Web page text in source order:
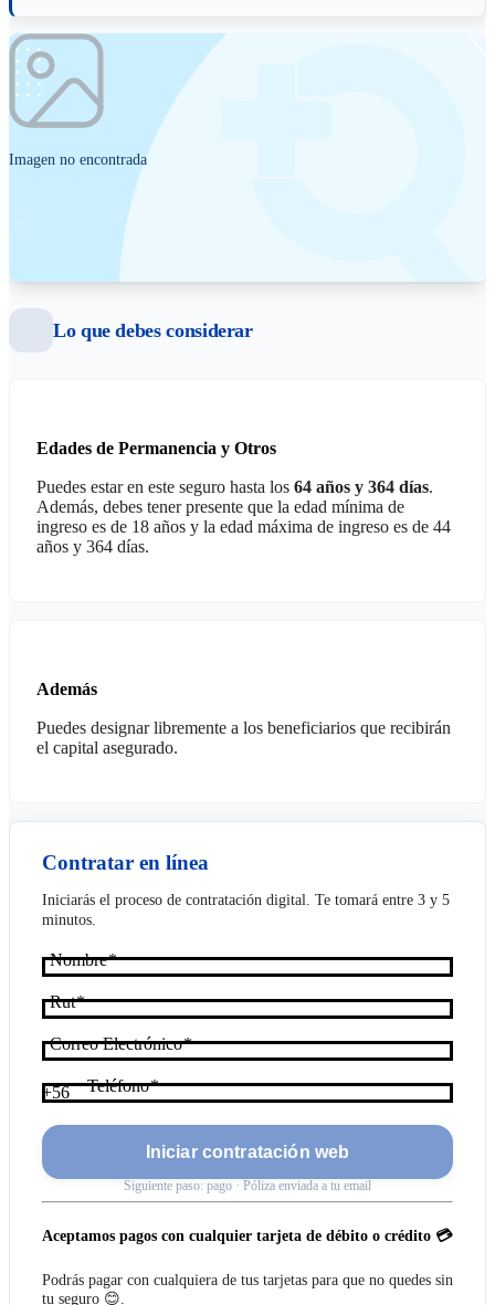
Imagen no encontrada
Lo que debes considerar
Edades de Permanencia y Otros
Puedes estar en este seguro hasta los 64 años y 364 días.
Además, debes tener presente que la edad mínima de
ingreso es de 18 años y la edad máxima de ingreso es de 44
años y 364 días.
Además
Puedes designar libremente a los beneficiarios que recibirán
el capital asegurado.
Contratar en línea
Iniciarás el proceso de contratación digital. Te tomará entre 3 y 5
minutos.
Nombre
Rut
Correo Electrónico
Teléfono
+56
Iniciar contratación web
Siguiente paso: pago · Póliza enviada a tu email
Aceptamos pagos con cualquier tarjeta de débito o crédito 💳
Podrás pagar con cualquiera de tus tarjetas para que no quedes sin
tu seguro 😊.